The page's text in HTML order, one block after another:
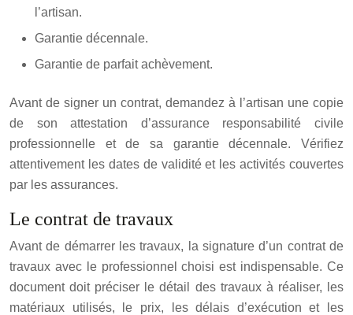
l’artisan.
Garantie décennale.
Garantie de parfait achèvement.
Avant de signer un contrat, demandez à l’artisan une copie
de son attestation d’assurance responsabilité civile
professionnelle et de sa garantie décennale. Vérifiez
attentivement les dates de validité et les activités couvertes
par les assurances.
Le contrat de travaux
Avant de démarrer les travaux, la signature d’un contrat de
travaux avec le professionnel choisi est indispensable. Ce
document doit préciser le détail des travaux à réaliser, les
matériaux utilisés, le prix, les délais d’exécution et les